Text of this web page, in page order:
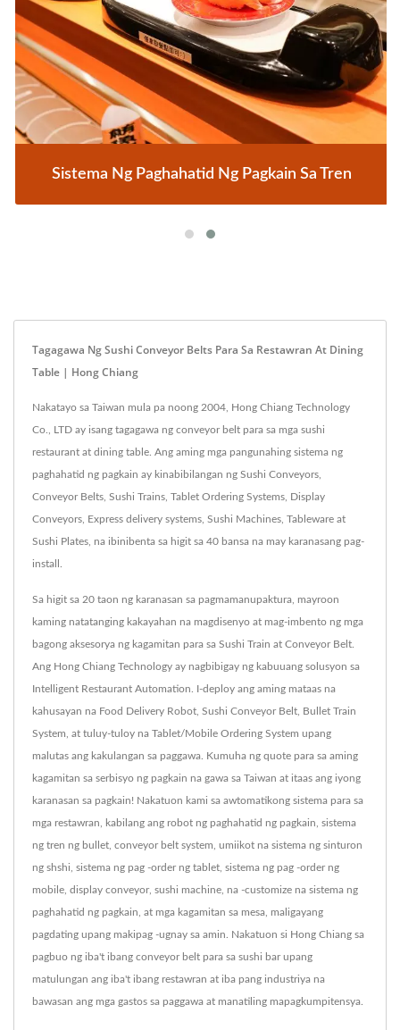
Sistema Ng Paghahatid Ng Pagkain Sa Tren
Tagagawa Ng Sushi Conveyor Belts Para Sa Restawran At Dining
Table | Hong Chiang
Nakatayo sa Taiwan mula pa noong 2004, Hong Chiang Technology
Co., LTD ay isang tagagawa ng conveyor belt para sa mga sushi
restaurant at dining table. Ang aming mga pangunahing sistema ng
paghahatid ng pagkain ay kinabibilangan ng Sushi Conveyors,
Conveyor Belts, Sushi Trains, Tablet Ordering Systems, Display
Conveyors, Express delivery systems, Sushi Machines, Tableware at
Sushi Plates, na ibinibenta sa higit sa 40 bansa na may karanasang pag-
install.
Sa higit sa 20 taon ng karanasan sa pagmamanupaktura, mayroon
kaming natatanging kakayahan na magdisenyo at mag-imbento ng mga
bagong aksesorya ng kagamitan para sa Sushi Train at Conveyor Belt.
Ang Hong Chiang Technology ay nagbibigay ng kabuuang solusyon sa
Intelligent Restaurant Automation. I-deploy ang aming mataas na
kahusayan na Food Delivery Robot, Sushi Conveyor Belt, Bullet Train
System, at tuluy-tuloy na Tablet/Mobile Ordering System upang
malutas ang kakulangan sa paggawa. Kumuha ng quote para sa aming
kagamitan sa serbisyo ng pagkain na gawa sa Taiwan at itaas ang iyong
karanasan sa pagkain! Nakatuon kami sa awtomatikong sistema para sa
mga restawran, kabilang ang robot ng paghahatid ng pagkain, sistema
ng tren ng bullet, conveyor belt system, umiikot na sistema ng sinturon
ng shshi, sistema ng pag -order ng tablet, sistema ng pag -order ng
mobile, display conveyor, sushi machine, na -customize na sistema ng
paghahatid ng pagkain, at mga kagamitan sa mesa, maligayang
pagdating upang makipag -ugnay sa amin. Nakatuon si Hong Chiang sa
pagbuo ng iba't ibang conveyor belt para sa sushi bar upang
matulungan ang iba't ibang restawran at iba pang industriya na
bawasan ang mga gastos sa paggawa at manatiling mapagkumpitensya.